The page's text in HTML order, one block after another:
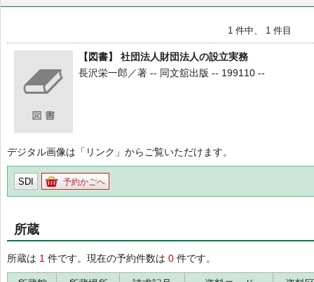
1 件中、 1 件目
【図書】 社団法人財団法人の設立実務
長沢栄一郎／著 -- 同文舘出版 -- 199110 --
デジタル画像は「リンク」からご覧いただけます。
SDI 予約かごへ
所蔵
所蔵は 1 件です。現在の予約件数は 0 件です。